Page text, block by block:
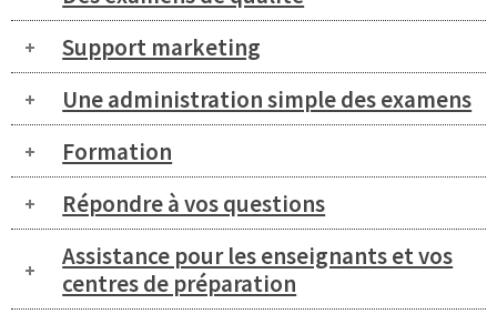
Support marketing
Une administration simple des examens
Formation
Répondre à vos questions
Assistance pour les enseignants et vos
centres de préparation